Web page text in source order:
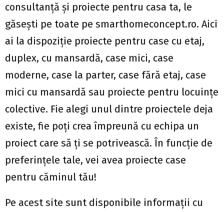
consultanță și proiecte pentru casa ta, le
găsești pe toate pe smarthomeconcept.ro. Aici
ai la dispoziție proiecte pentru case cu etaj,
duplex, cu mansardă, case mici, case
moderne, case la parter, case fără etaj, case
mici cu mansardă sau proiecte pentru locuințe
colective. Fie alegi unul dintre proiectele deja
existe, fie poți crea împreună cu echipa un
proiect care să ți se potrivească. În funcție de
preferințele tale, vei avea proiecte case
pentru căminul tău!
Pe acest site sunt disponibile informații cu